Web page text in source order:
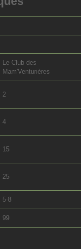
Le Club des
Mam'Venturières
2
4
15
25
5-8
99